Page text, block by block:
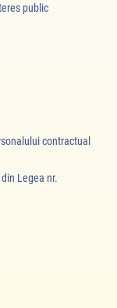
public
contractual
Legea nr.